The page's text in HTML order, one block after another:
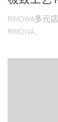
RIMOWA多
RIMOWA...